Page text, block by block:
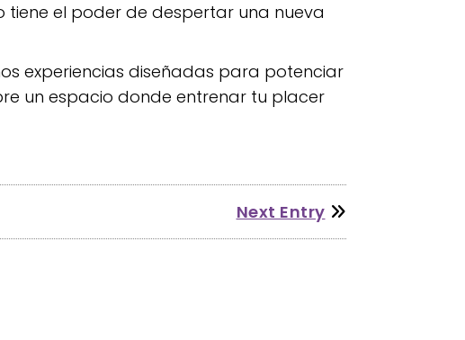
tiene el poder de despertar una nueva
experiencias diseñadas para potenciar
un espacio donde entrenar tu placer
Next Entry